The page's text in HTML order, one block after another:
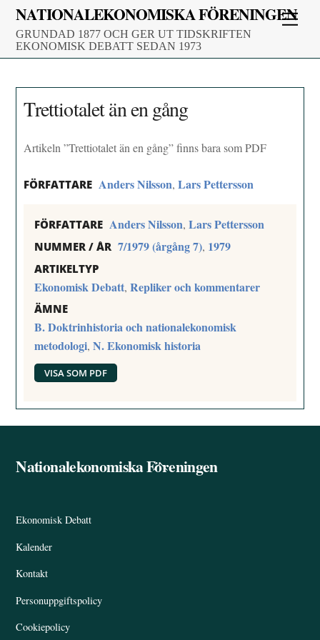
Skip
content
NATIONALEKONOMISKA FÖRENINGEN
GRUNDAD 1877 OCH GER UT TIDSKRIFTEN
EKONOMISK DEBATT SEDAN 1973
Trettiotalet än en gång
Artikeln ”Trettiotalet än en gång” finns bara som PDF
FÖRFATTARE Anders Nilsson,Lars Pettersson
FÖRFATTARE Anders Nilsson,Lars Pettersson
NUMMER / ÅR 7/1979 (årgång 7), 1979
ARTIKELTYP
Ekonomisk Debatt,Repliker och kommentarer
ÄMNE
B. Doktrinhistoria och nationalekonomisk
metodologi,N. Ekonomisk historia
VISA SOM PDF
Back
Nationalekonomiska Föreningen
Ekonomisk Debatt
Kalender
Kontakt
Personuppgiftspolicy
Cookiepolicy